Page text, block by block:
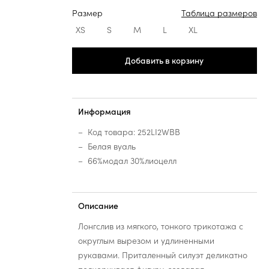
Размер
Таблица размеров
XS
S M L XL
Добавить в корзину
Информация
Код товара: 252LI2WBB
Белая вуаль
66%модал 30%лиоцелл
Описание
Лонгслив из мягкого, тонкого трикотажа с
округлым вырезом и удлиненными
рукавами. Приталенный силуэт деликатно